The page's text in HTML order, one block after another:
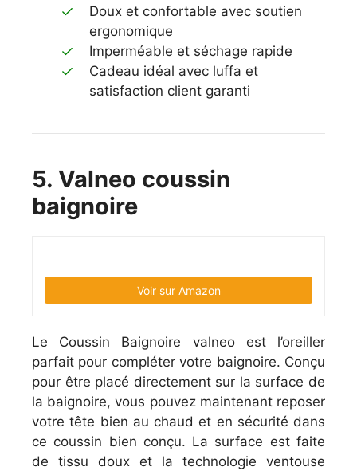
Doux et confortable avec soutien
ergonomique
Imperméable et séchage rapide
Cadeau idéal avec luffa et
satisfaction client garanti
5. Valneo coussin
baignoire
Voir sur Amazon
Le Coussin Baignoire valneo est l’oreiller
parfait pour compléter votre baignoire. Conçu
pour être placé directement sur la surface de
la baignoire, vous pouvez maintenant reposer
votre tête bien au chaud et en sécurité dans
ce coussin bien conçu. La surface est faite
de tissu doux et la technologie ventouse